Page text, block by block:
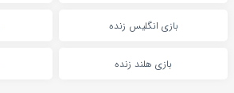
بازی انگلیس زنده
بازی هلند زنده